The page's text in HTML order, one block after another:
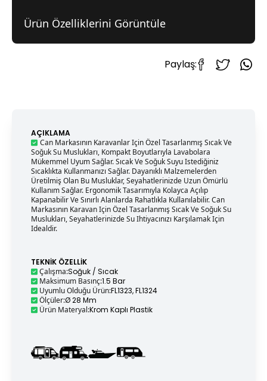
Ürün Özelliklerini Görüntüle
Paylaş:
AÇIKLAMA
Can Markasının Karavanlar Için Özel Tasarlanmış Sıcak Ve
Soğuk Su Muslukları, Kompakt Boyutlarıyla Lavabolara
Mükemmel Uyum Sağlar. Sıcak Ve Soğuk Suyu Istediğiniz
Sıcaklıkta Kullanmanızı Sağlar. Dayanıklı Malzemelerden
Üretilmiş Olan Bu Musluklar, Seyahatlerinizde Uzun Ömürlü
Kullanım Sağlar. Ergonomik Tasarımıyla Kolayca Açılıp
Kapanabilir Ve Sınırlı Alanlarda Rahatlıkla Kullanılabilir. Can
Markasının Karavan Için Özel Tasarlanmış Sıcak Ve Soğuk Su
Muslukları, Seyahatlerinizde Su Ihtiyacınızı Karşılamak Için
Idealdir.
TEKNIK ÖZELLIK
Çalışma:Soğuk / Sıcak
Maksimum Basınç:1.5 Bar
Uyumlu Olduğu Ürün:FL1323, FL1324
Ölçüler:Ø 28 Mm
Ürün Materyal:Krom Kaplı Plastik